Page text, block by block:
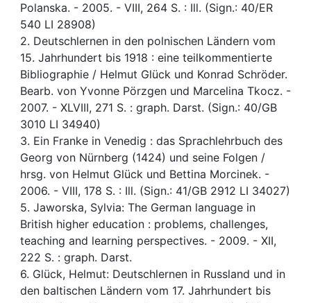
Polanska. - 2005. - VIII, 264 S. : Ill. (Sign.: 40/ER
540 LI 28908)
2. Deutschlernen in den polnischen Ländern vom
15. Jahrhundert bis 1918 : eine teilkommentierte
Bibliographie / Helmut Glück und Konrad Schröder.
Bearb. von Yvonne Pörzgen und Marcelina Tkocz. -
2007. - XLVIII, 271 S. : graph. Darst. (Sign.: 40/GB
3010 LI 34940)
3. Ein Franke in Venedig : das Sprachlehrbuch des
Georg von Nürnberg (1424) und seine Folgen /
hrsg. von Helmut Glück und Bettina Morcinek. -
2006. - VIII, 178 S. : Ill. (Sign.: 41/GB 2912 LI 34027)
5. Jaworska, Sylvia: The German language in
British higher education : problems, challenges,
teaching and learning perspectives. - 2009. - XII,
222 S. : graph. Darst.
6. Glück, Helmut: Deutschlernen in Russland und in
den baltischen Ländern vom 17. Jahrhundert bis